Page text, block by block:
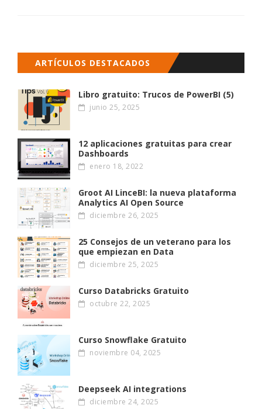
ARTÍCULOS DESTACADOS
Libro gratuito: Trucos de PowerBI (5)
junio 25, 2025
12 aplicaciones gratuitas para crear
Dashboards
enero 18, 2022
Groot AI LinceBI: la nueva plataforma
Analytics AI Open Source
diciembre 26, 2025
25 Consejos de un veterano para los
que empiezan en Data
diciembre 25, 2025
Curso Databricks Gratuito
octubre 22, 2025
Curso Snowflake Gratuito
noviembre 04, 2025
Deepseek AI integrations
diciembre 24, 2025